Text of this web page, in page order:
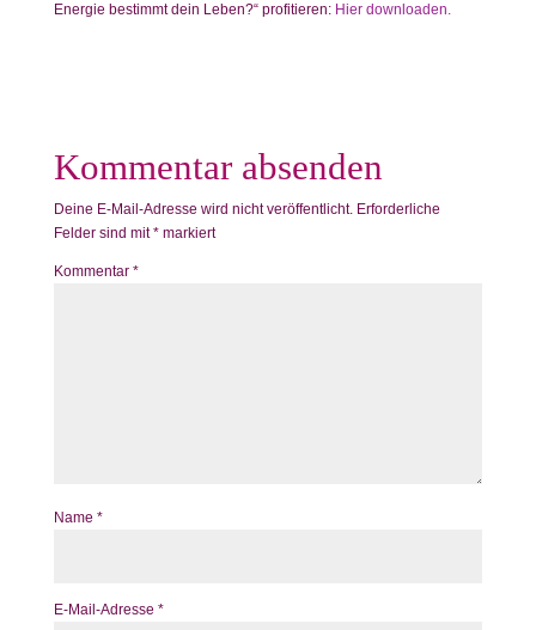
Energie bestimmt dein Leben?“ profitieren: Hier downloaden.
Kommentar absenden
Deine E-Mail-Adresse wird nicht veröffentlicht. Erforderliche
Felder sind mit*markiert
Kommentar *
Name *
E-Mail-Adresse *